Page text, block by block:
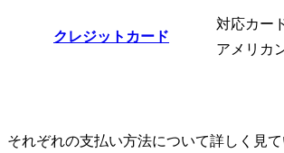
クレジットカード
対応カー
アメリカ
それぞれの支払い方法について詳しく見て